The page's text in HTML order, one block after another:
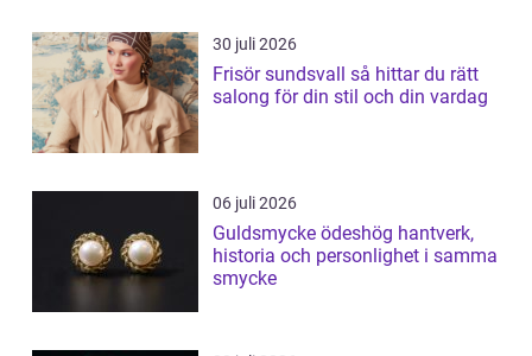
30 juli 2026
Frisör sundsvall så hittar du rätt
salong för din stil och din vardag
06 juli 2026
Guldsmycke ödeshög hantverk,
historia och personlighet i samma
smycke